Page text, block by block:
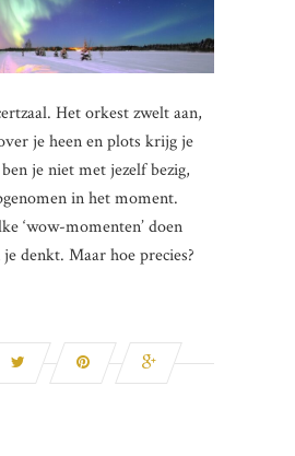
Het orkest zwelt aan,
je heen en plots krijg je
je niet met jezelf bezig,
in het moment.
‘wow-momenten’ doen
denkt. Maar hoe precies?